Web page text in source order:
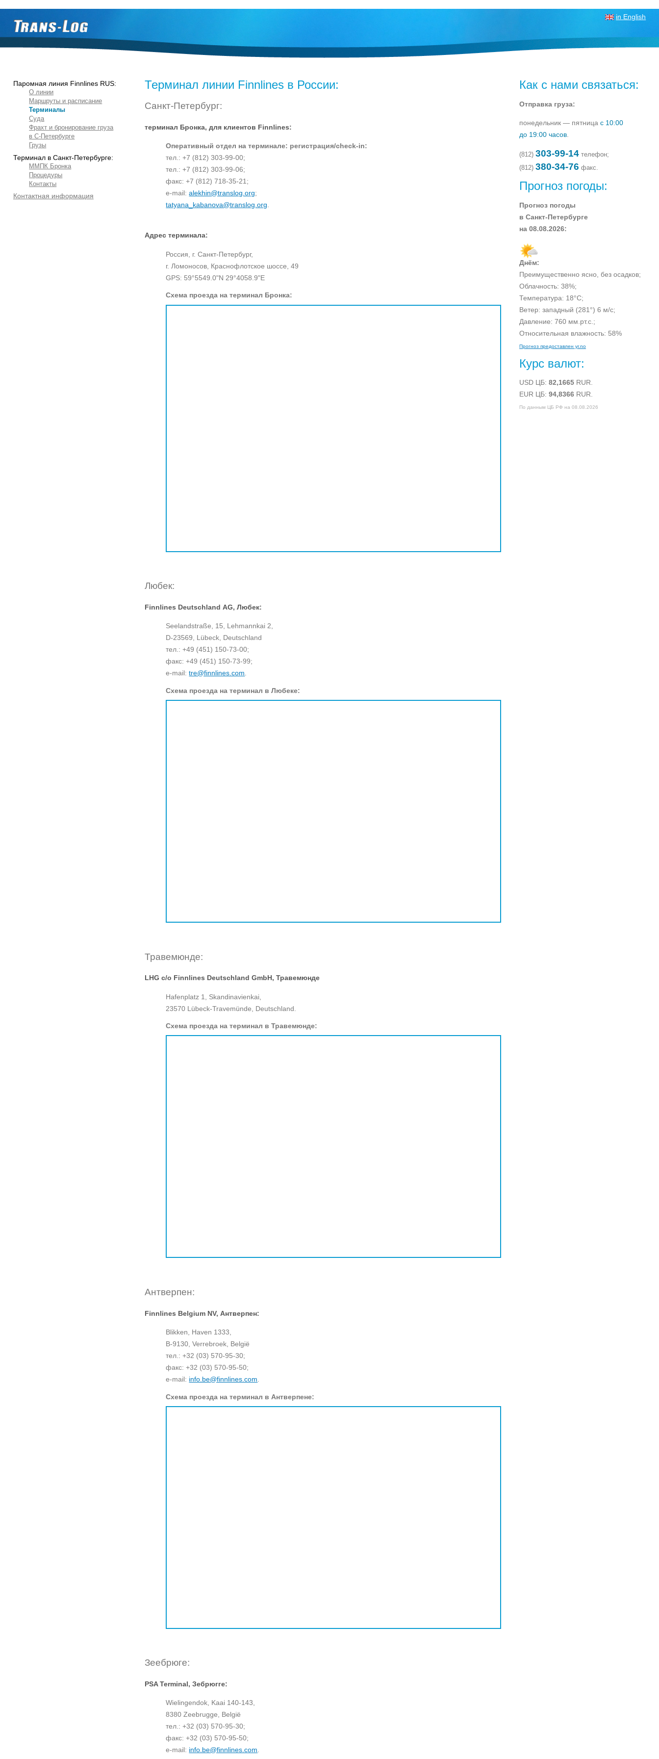
Паромная линия Finnlines RUS:
О линии
Маршруты и расписание
Терминалы
Суда
Фрахт и бронирование груза
в С-Петербурге
Грузы
Терминал в Санкт-Петербурге:
ММПК Бронка
Процедуры
Контакты
Контактная информация
Терминал линии Finnlines в России:
Санкт-Петербург:
терминал Бронка, для клиентов Finnlines:
Оперативный отдел на терминале: регистрация/check-in:
тел.: +7 (812) 303-99-00;
тел.: +7 (812) 303-99-06;
факс: +7 (812) 718-35-21;
e-mail:alekhin@translog.org;
tatyana_kabanova@translog.org
Адрес терминала:
Россия, г. Санкт-Петербург,
г. Ломоносов, Краснофлотское шоссе, 49
GPS: 59°5549.0"N 29°4058.9"E
Схема проезда на терминал Бронка:
Любек:
Finnlines Deutschland AG, Любек:
Seelandstraße, 15, Lehmannkai 2,
D-23569, Lübeck, Deutschland
тел.: +49 (451) 150-73-00;
факс: +49 (451) 150-73-99;
e-mail:tre@finnlines.com.
Схема проезда на терминал в Любеке:
Травемюнде:
LHG c/o Finnlines Deutschland GmbH, Травемюнде
Hafenplatz 1, Skandinavienkai,
23570 Lübeck-Travemünde, Deutschland.
Схема проезда на терминал в Травемюнде:
Антверпен:
Finnlines Belgium NV, Антверпен:
Blikken, Haven 1333,
B-9130, Verrebroek, België
тел.: +32 (03) 570-95-30;
факс: +32 (03) 570-95-50;
e-mail: info.be@finnlines.com
Схема проезда на терминал в Антверпене:
Зеебрюге:
PSA Terminal, Зебрюгге:
Wielingendok, Kaai 140-143,
8380 Zeebrugge, België
тел.: +32 (03) 570-95-30;
факс: +32 (03) 570-95-50;
e-mail: info.be@finnlines.com.
Как с нами связаться:
Отправка груза:
понедельник — пятницас 10:00
до 19:00 часов
(812)303-99-14 телефон;
(812)380-34-76 факс.
Прогноз погоды:
Прогноз погоды
в Санкт-Петербурге
на08.08.2026:
Днём:
Преимущественно ясно, без осадков;
Облачность:38%;
Температура: 18°C;
Ветер: западный (281°)6 м/с;
Давление: 760 мм.рт.с.;
Относительная влажность: 58%
Прогноз предоставлен yr.no
Курс валют:
USD ЦБ:82,1665 RUR.
EUR ЦБ:94,8366 RUR.
По данным ЦБ РФ на 08.08.2026
in English